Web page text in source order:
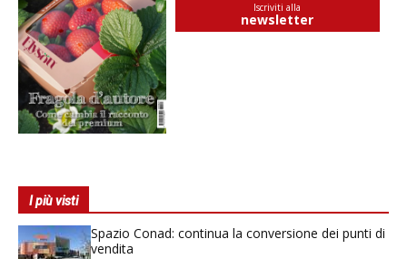
Iscriviti alla
newsletter
I più visti
Spazio Conad: continua la conversione dei punti di
vendita